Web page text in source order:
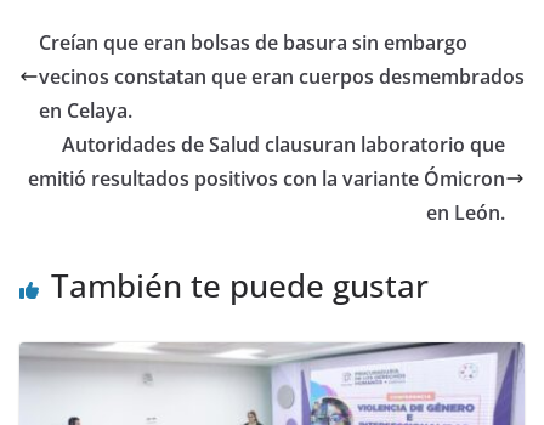
o
o
k
p
p
n
Creían que eran bolsas de basura sin embargo
vecinos constatan que eran cuerpos desmembrados
en Celaya.
Autoridades de Salud clausuran laboratorio que
emitió resultados positivos con la variante Ómicron
en León.
También te puede gustar